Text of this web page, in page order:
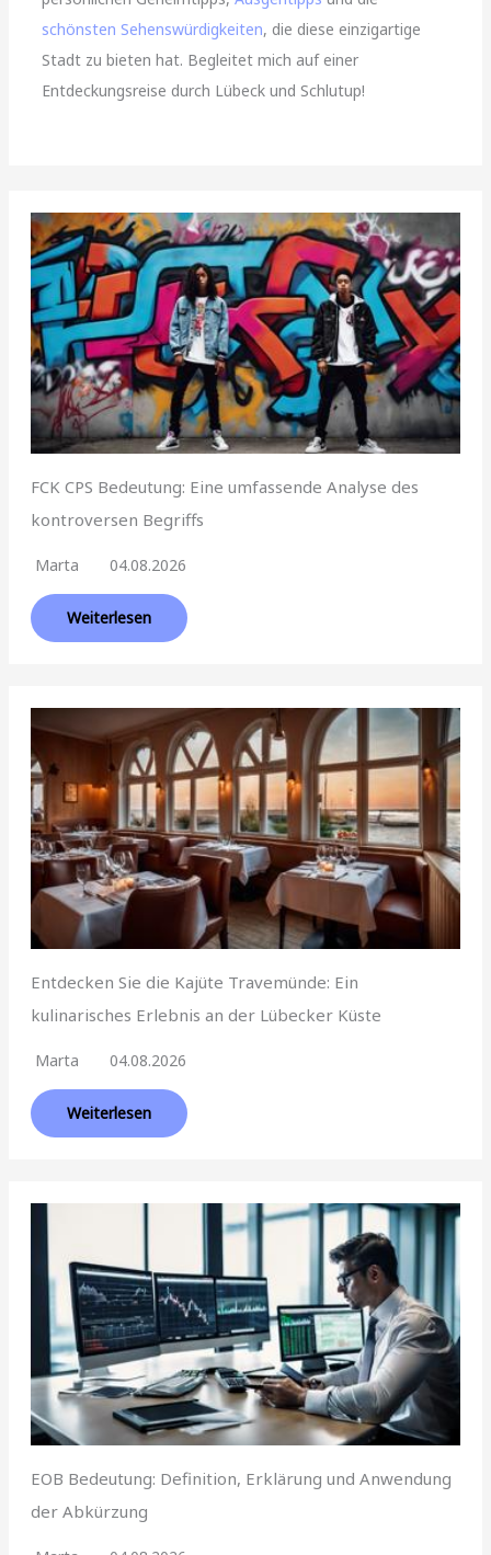
schönsten Sehenswürdigkeiten, die diese einzigartige
Stadt zu bieten hat. Begleitet mich auf einer
Entdeckungsreise durch Lübeck und Schlutup!
FCK CPS Bedeutung: Eine umfassende Analyse des
kontroversen Begriffs
Marta 04.08.2026
Weiterlesen
Entdecken Sie die Kajüte Travemünde: Ein
kulinarisches Erlebnis an der Lübecker Küste
Marta 04.08.2026
Weiterlesen
EOB Bedeutung: Definition, Erklärung und Anwendung
der Abkürzung